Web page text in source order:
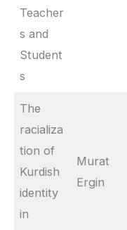
Teacher
s and
Student
s
The
racializa
tion of
Kurdish
identity
in
Murat
Ergin